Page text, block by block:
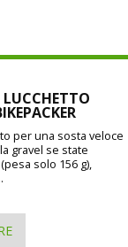
per una sosta veloce
gravel se state
solo 156 g),